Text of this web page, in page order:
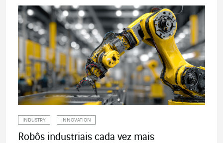
INDUSTRY INNOVATION
Robôs industriais cada vez mais